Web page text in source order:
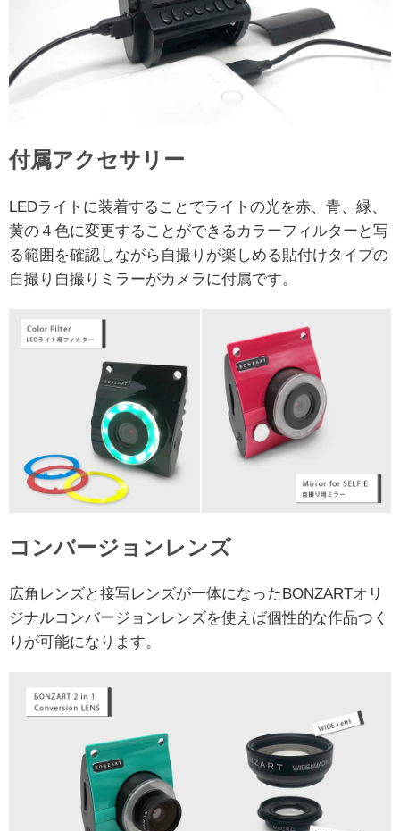
付属アクセサリー
LEDライトに装着することでライトの光を赤、青、緑、
黄の４色に変更することができるカラーフィルターと写
る範囲を確認しながら自撮りが楽しめる貼付けタイプの
自撮り自撮りミラーがカメラに付属です。
コンバージョンレンズ
広角レンズと接写レンズが一体になったBONZARTオリ
ジナルコンバージョンレンズを使えば個性的な作品つく
りが可能になります。